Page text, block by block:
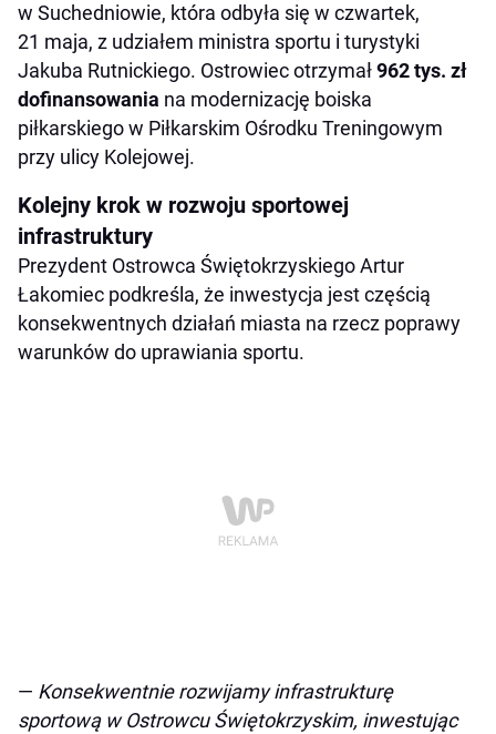
w Suchedniowie, która odbyła się w czwartek,
21 maja, z udziałem ministra sportu i turystyki
Jakuba Rutnickiego. Ostrowiec otrzymał962 tys. zł
dofinansowania na modernizację boiska
piłkarskiego w Piłkarskim Ośrodku Treningowym
przy ulicy Kolejowej.
Kolejny krok w rozwoju sportowej
infrastruktury
Prezydent Ostrowca Świętokrzyskiego Artur
Łakomiec podkreśla, że inwestycja jest częścią
konsekwentnych działań miasta na rzecz poprawy
warunków do uprawiania sportu.
— Konsekwentnie rozwijamy infrastrukturę
sportową w Ostrowcu Świętokrzyskim, inwestując